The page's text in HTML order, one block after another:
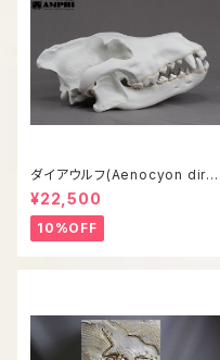
ダイアウルフ(Aenocyon diru
s) 復元等倍頭骨模型
¥22,500
10%OFF